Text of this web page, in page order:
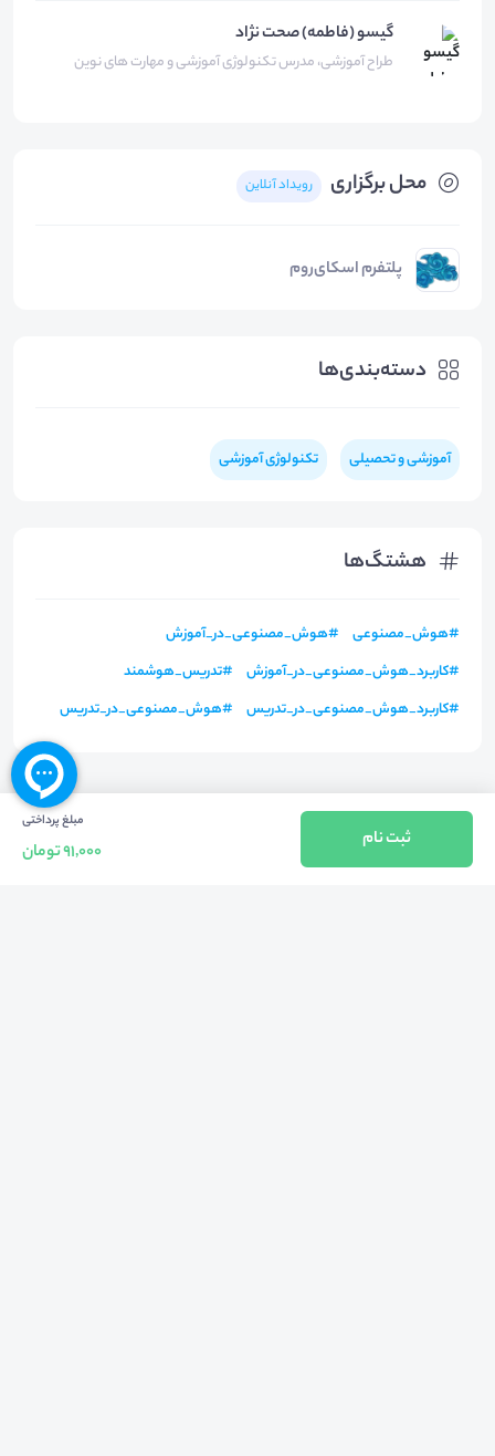
محل برگزاری رویداد آنلاین
پلتفرم اسکای‌روم
دسته‌بندی‌ها
آموزشی و تحصیلی تکنولوژی آموزشی
هشتگ‌ها
#هوش_مصنوعی #هوش_مصنوعی_در_آموزش
#کاربرد_هوش_مصنوعی_در_آموزش #تدریس_هوشمند
#کاربرد_هوش_مصنوعی_در_تدریس #هوش_مصنوعی_در_تدریس
گیسو (فاطمه) صحت نژاد
طراح آموزشی، مدرس تکنولوژی آموزشی و مهارت های نوین
مبلغ پرداختی
91,000 تومان
ثبت نام